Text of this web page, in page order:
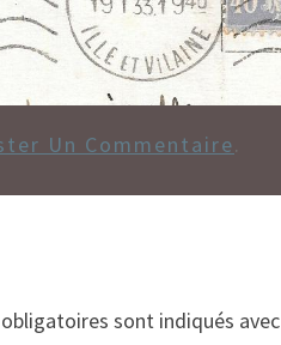
Un Commentaire.
sont indiqués avec